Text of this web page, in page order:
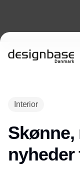
Interior
nyheder